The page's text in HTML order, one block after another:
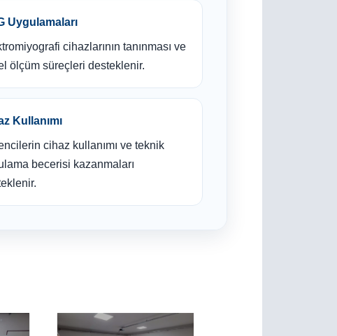
Uygulamaları
cihazlarının tanınması ve
ölçüm süreçleri desteklenir.
Kullanımı
cihaz kullanımı ve teknik
becerisi kazanmaları